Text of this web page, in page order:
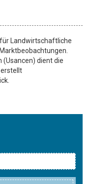
Landwirtschaftliche
(Usancen) dient die
erstellt